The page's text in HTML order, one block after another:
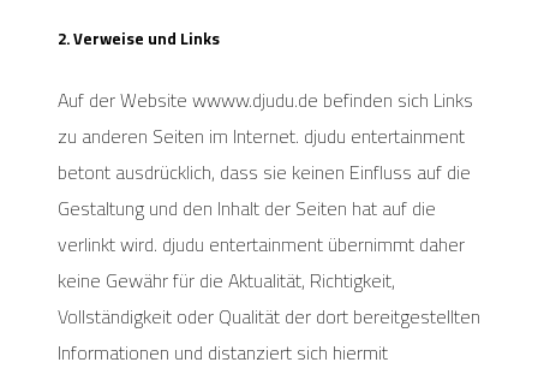
2. Verweise und Links
Auf der Website wwww.djudu.de befinden sich Links
zu anderen Seiten im Internet. djudu entertainment
betont ausdrücklich, dass sie keinen Einfluss auf die
Gestaltung und den Inhalt der Seiten hat auf die
verlinkt wird. djudu entertainment übernimmt daher
keine Gewähr für die Aktualität, Richtigkeit,
Vollständigkeit oder Qualität der dort bereitgestellten
Informationen und distanziert sich hiermit